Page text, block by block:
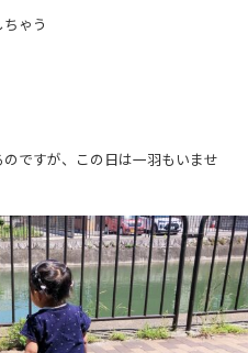
ゃう
ですが、この日は一羽もいませ